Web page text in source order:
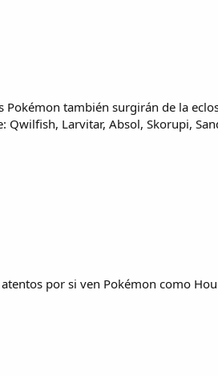
Pokémon también surgirán de la
Larvitar, Absol, Skorupi,
por si ven Pokémon como